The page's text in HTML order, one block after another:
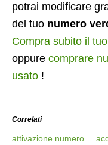
potrai modificare
del tuo numero
Compra subito il
oppure comprare
usato !
Correlati
attivazione numero